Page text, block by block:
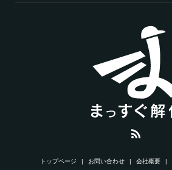
トップページ お問い合わせ 会社概要